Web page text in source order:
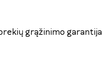
grąžinimo garantija